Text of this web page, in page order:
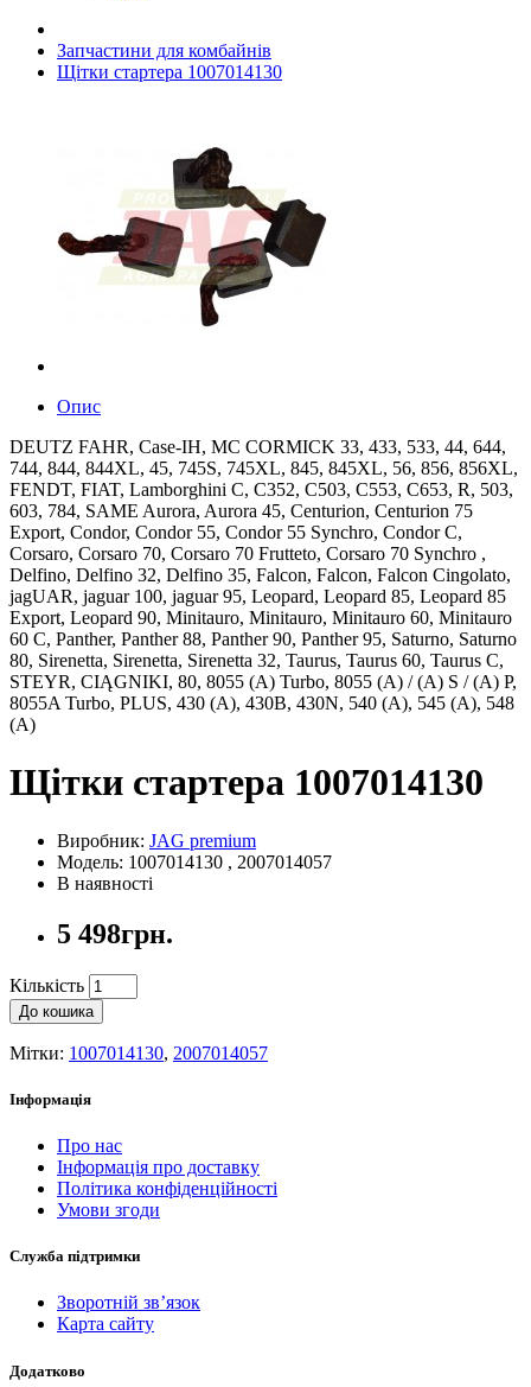
Запчастини для комбайнів
Щітки стартера 1007014130
Опис
DEUTZ FAHR, Case-IH, MC CORMICK 33, 433, 533, 44, 644,
744, 844, 844XL, 45, 745S, 745XL, 845, 845XL, 56, 856, 856XL,
FENDT, FIAT, Lamborghini C, C352, C503, C553, C653, R, 503,
603, 784, SAME Aurora, Aurora 45, Centurion, Centurion 75
Export, Condor, Condor 55, Condor 55 Synchro, Condor C,
Corsaro, Corsaro 70, Corsaro 70 Frutteto, Corsaro 70 Synchro ,
Delfino, Delfino 32, Delfino 35, Falcon, Falcon, Falcon Cingolato,
jagUAR, jaguar 100, jaguar 95, Leopard, Leopard 85, Leopard 85
Export, Leopard 90, Minitauro, Minitauro, Minitauro 60, Minitauro
60 C, Panther, Panther 88, Panther 90, Panther 95, Saturno, Saturno
80, Sirenetta, Sirenetta, Sirenetta 32, Taurus, Taurus 60, Taurus C,
STEYR, CIĄGNIKI, 80, 8055 (A) Turbo, 8055 (A) / (A) S / (A) P,
8055A Turbo, PLUS, 430 (A), 430B, 430N, 540 (A), 545 (A), 548
(A)
Щітки стартера 1007014130
Виробник: JAG premium
Модель: 1007014130 , 2007014057
В наявності
5 498грн.
Кількість
До кошика
Мітки: 1007014130, 2007014057
Інформація
Про нас
Інформація про доставку
Політика конфіденційності
Умови згоди
Служба підтримки
Зворотній зв’язок
Карта сайту
Додатково